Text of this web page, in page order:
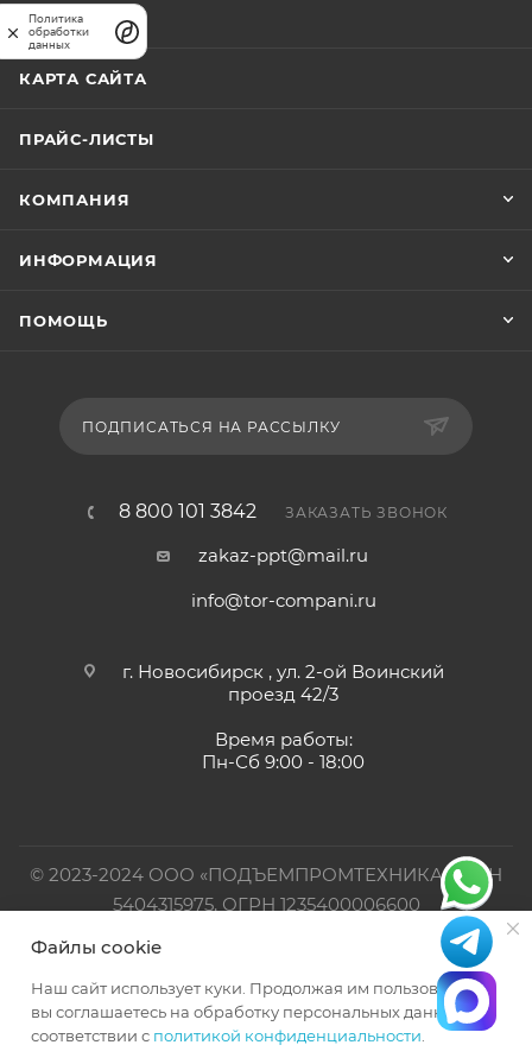
АКЦИИ
КАРТА САЙТА
ПРАЙС-ЛИСТЫ
КОМПАНИЯ
ИНФОРМАЦИЯ
ПОМОЩЬ
ПОДПИСАТЬСЯ НА РАССЫЛКУ
8 800 101 3842 ЗАКАЗАТЬ ЗВОНОК
zakaz-ppt@mail.ru
info@tor-compani.ru
г. Новосибирск , ул. 2-ой Воинский
проезд 42/3
Время работы:
Пн-Сб 9:00 - 18:00
© 2023-2024 ООО «ПОДЪЕМПРОМТЕХНИКА». ИНН
5404315975, ОГРН 1235400006600
Официальный представитель TOR INDUSTRIES
Файлы cookie
Наш сайт использует куки. Продолжая им пользоваться,
вы соглашаетесь на обработку персональных данных в
соответствии с политикой конфиденциальности
Политика
обработки
данных